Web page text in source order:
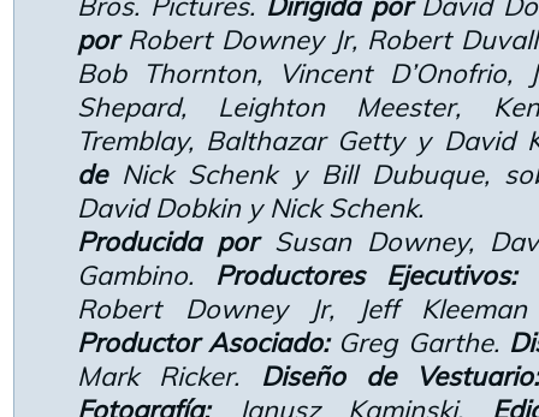
porRobert Downey Jr, Robert
Bob Thornton, Vincent D’Onofrio,
Shepard, Leighton Meester,
Tremblay, Balthazar Getty y David
deNick Schenk y Bill Dubuque,
David Dobkin y Nick Schenk.
Producida porSusan Downey,
Gambino. Productores Ejecutivos:
Robert Downey Jr, Jeff
Productor Asociado:Greg Garthe.
Mark Ricker. Diseño de Vestuario:
Fotografía:Janusz Kaminski.